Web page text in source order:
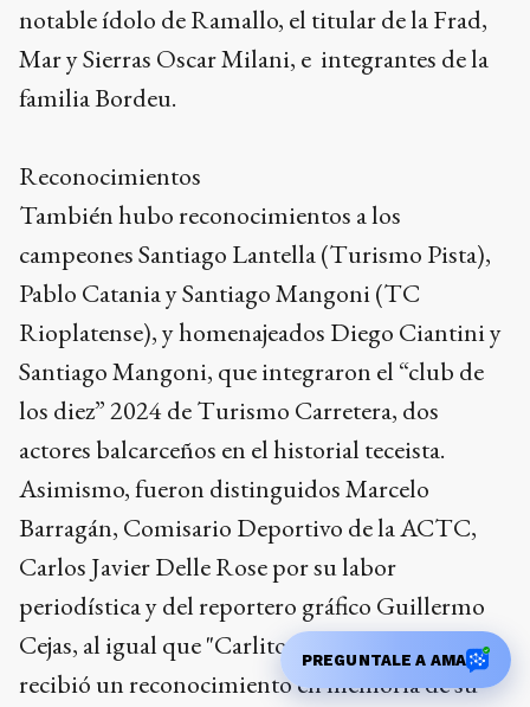
notable ídolo de Ramallo, el titular de la Frad,
Mar y Sierras Oscar Milani, e integrantes de la
familia Bordeu.
Reconocimientos
También hubo reconocimientos a los
campeones Santiago Lantella (Turismo Pista),
Pablo Catania y Santiago Mangoni (TC
Rioplatense), y homenajeados Diego Ciantini y
Santiago Mangoni, que integraron el “club de
los diez” 2024 de Turismo Carretera, dos
actores balcarceños en el historial teceista.
Asimismo, fueron distinguidos Marcelo
Barragán, Comisario Deportivo de la ACTC,
Carlos Javier Delle Rose por su labor
periodística y del reportero gráfico Guillermo
Cejas, al igual que "Carlitos" Sánchez quién
recibió un reconocimiento en memoria de su
PREGUNTALE A AMA